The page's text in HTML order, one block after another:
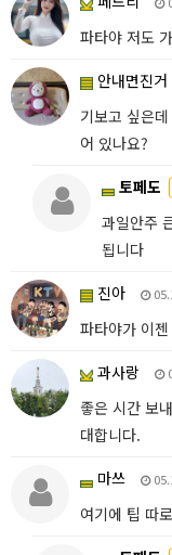
파타야 저도
안내면진거
기보고 싶은
어 있나요?
토페도
과일안주
됩니다
진아
파타야가 이
과사랑
좋은 시간 보
대합니다.
마쓰
여기에 팁 따